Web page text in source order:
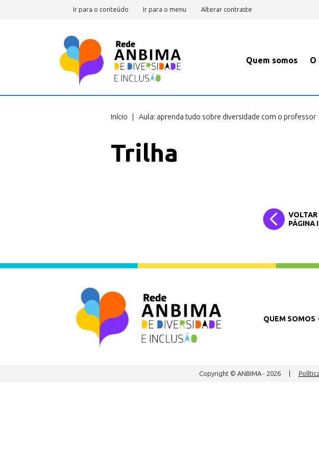
Ir para o conteúdo Ir para o menu Alterar contraste
Quem somos O
Você está em
Início Aula: aprenda tudo sobre diversidade com o professor
Trilha
VOLTAR
PÁGINA
QUEM SOMOS
Copyright © ANBIMA - 2026